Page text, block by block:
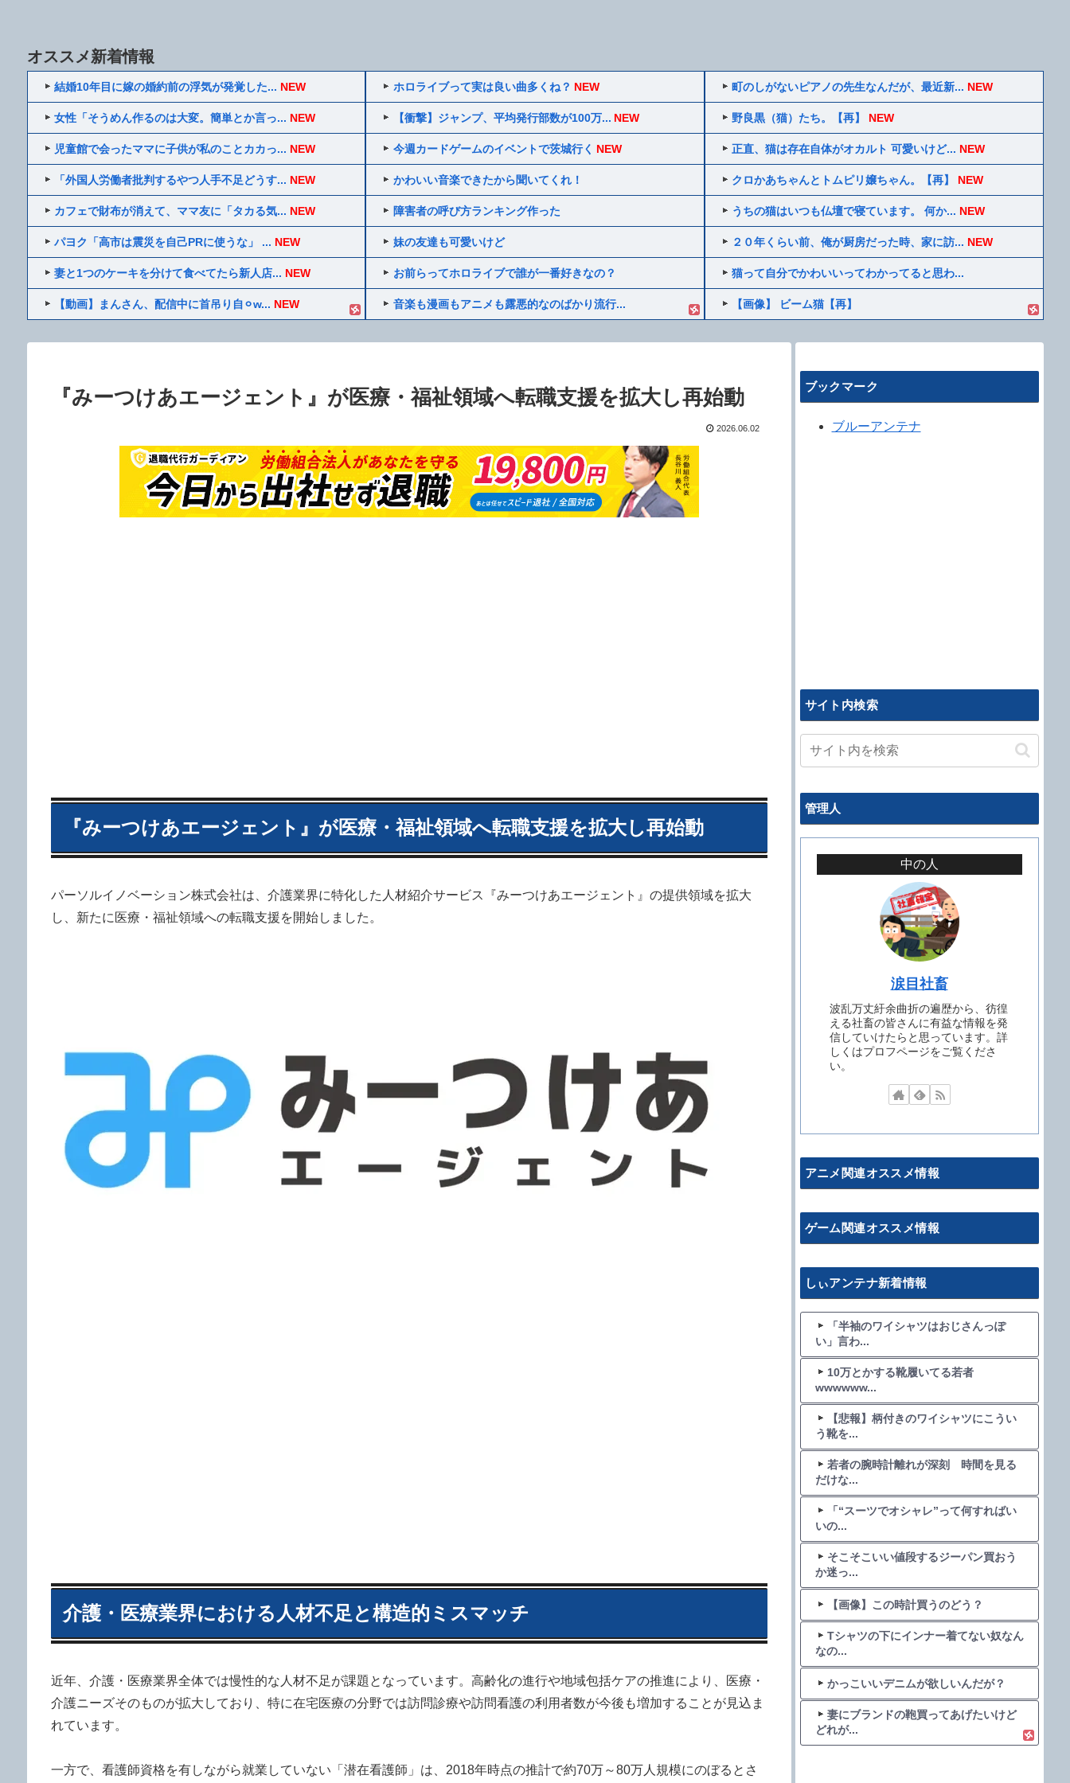
オススメ新着情報
結婚10年目に嫁の婚約前の浮気が発覚した... NEW
女性「そうめん作るのは大変。簡単とか言っ... NEW
児童館で会ったママに子供が私のことカカっ... NEW
「外国人労働者批判するやつ人手不足どうす... NEW
カフェで財布が消えて、ママ友に「タカる気... NEW
パヨク「高市は震災を自己PRに使うな」 ... NEW
妻と1つのケーキを分けて食べてたら新人店... NEW
【動画】まんさん、配信中に首吊り自⚪︎w... NEW
ホロライブって実は良い曲多くね？ NEW
【衝撃】ジャンプ、平均発行部数が100万... NEW
今週カードゲームのイベントで茨城行く NEW
かわいい音楽できたから聞いてくれ！
障害者の呼び方ランキング作った
妹の友達も可愛いけど
お前らってホロライブで誰が一番好きなの？
音楽も漫画もアニメも露悪的なのばかり流行...
町のしがないピアノの先生なんだが、最近新... NEW
野良黒（猫）たち。【再】 NEW
正直、猫は存在自体がオカルト 可愛いけど... NEW
クロかあちゃんとトムピリ嬢ちゃん。【再】 NEW
うちの猫はいつも仏壇で寝ています。 何か... NEW
２０年くらい前、俺が厨房だった時、家に訪... NEW
猫って自分でかわいいってわかってると思わ...
【画像】 ビーム猫【再】
『みーつけあエージェント』が医療・福祉領域へ転職支援を拡大し再始動
2026.06.02
『みーつけあエージェント』が医療・福祉領域へ転職支援を拡大し再始動
パーソルイノベーション株式会社は、介護業界に特化した人材紹介サービス『みーつけあエージェント』の提供領域を拡大
し、新たに医療・福祉領域への転職支援を開始しました。
介護・医療業界における人材不足と構造的ミスマッチ
近年、介護・医療業界全体では慢性的な人材不足が課題となっています。高齢化の進行や地域包括ケアの推進により、医療・
介護ニーズそのものが拡大しており、特に在宅医療の分野では訪問診療や訪問看護の利用者数が今後も増加することが見込ま
れています。
一方で、看護師資格を有しながら就業していない「潜在看護師」は、2018年時点の推計で約70万～80万人規模にのぼるとさ
ブックマーク
ブルーアンテナ
サイト内検索
管理人
中の人
涙目社畜
波乱万丈紆余曲折の遍歴から、彷徨
える社畜の皆さんに有益な情報を発
信していけたらと思っています。詳
しくはプロフページをご覧くださ
い。
アニメ関連オススメ情報
ゲーム関連オススメ情報
しぃアンテナ新着情報
「半袖のワイシャツはおじさんっぽ
い」言わ...
10万とかする靴履いてる若者
wwwwww...
【悲報】柄付きのワイシャツにこうい
う靴を...
若者の腕時計離れが深刻 時間を見る
だけな...
「“スーツでオシャレ”って何すればい
いの...
そこそこいい値段するジーパン買おう
か迷っ...
【画像】この時計買うのどう？
Tシャツの下にインナー着てない奴なん
なの...
かっこいいデニムが欲しいんだが？
妻にブランドの鞄買ってあげたいけど
どれが...